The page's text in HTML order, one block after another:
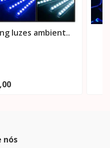
luzes ambient..
nós